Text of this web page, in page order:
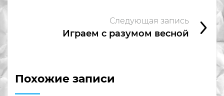
Следующая запись
Играем с разумом весной
Похожие записи